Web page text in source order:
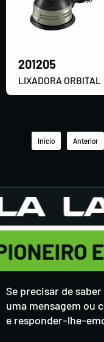
201205
LIXADORA ORBITAL
Início Anterior
Se precisar de
uma mensagem ou
e responder-lhe-